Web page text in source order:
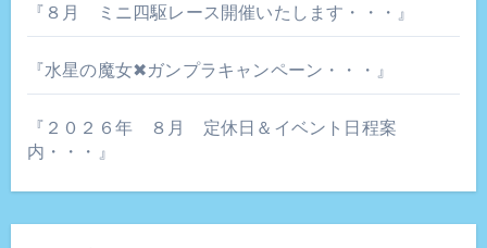
『８月 ミニ四駆レース開催いたします・・・』
『水星の魔女✖ガンプラキャンペーン・・・』
『２０２６年 ８月 定休日＆イベント日程案
内・・・』